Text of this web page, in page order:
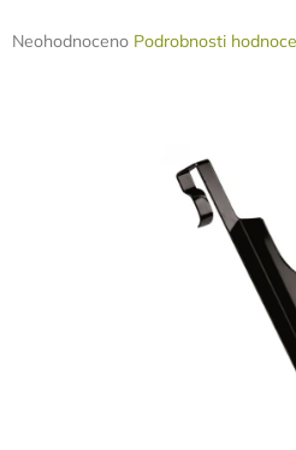
Průměrné
Neohodnoceno Podrobnosti